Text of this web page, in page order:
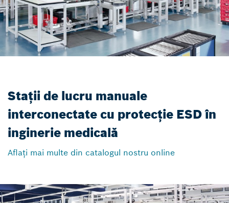
Stații de lucru manuale
interconectate cu protecție ESD în
inginerie medicală
Aflați mai multe din catalogul nostru online